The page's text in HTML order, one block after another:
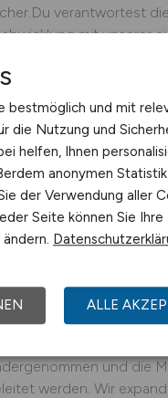
verantwortest
mit unserer
Fahrereinsatz
Steuerung.Du...
Logistics GmbH &
Tagen Münster
(w/m/d)
Standort in
durchgeführt, in
und die
werden. Wir
bestmöglich und mit
die Nutzung und
helfen, Ihnen
anonymen
der Verwendung aller
Seite können Sie Ihre
ALLE